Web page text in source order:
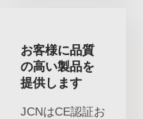
お客様に品質
の高い製品を
提供します
JCNはCE認証お